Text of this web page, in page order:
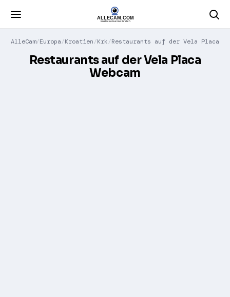
AlleCam Europa Kroatien Krk Restaurants auf der Vela Placa
Restaurants auf der Vela Placa
Webcam